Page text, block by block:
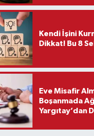
Kendi İşini
Dikkat! Bu 8
Eve Misafir
Boşanmada
Yargıtay’dan